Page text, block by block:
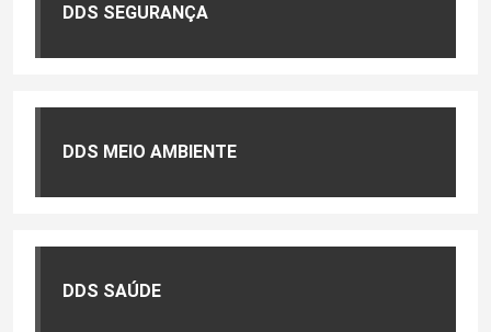
DDS SEGURANÇA
DDS MEIO AMBIENTE
DDS SAÚDE